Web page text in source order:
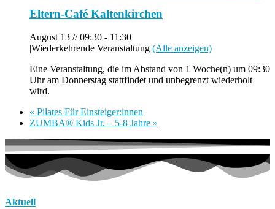
Eltern-Café Kaltenkirchen
August 13 // 09:30 - 11:30
|Wiederkehrende Veranstaltung (Alle anzeigen)
Eine Veranstaltung, die im Abstand von 1 Woche(n) um 09:30
Uhr am Donnerstag stattfindet und unbegrenzt wiederholt
wird.
« Pilates Für Einsteiger:innen
ZUMBA® Kids Jr. – 5-8 Jahre »
Aktuell